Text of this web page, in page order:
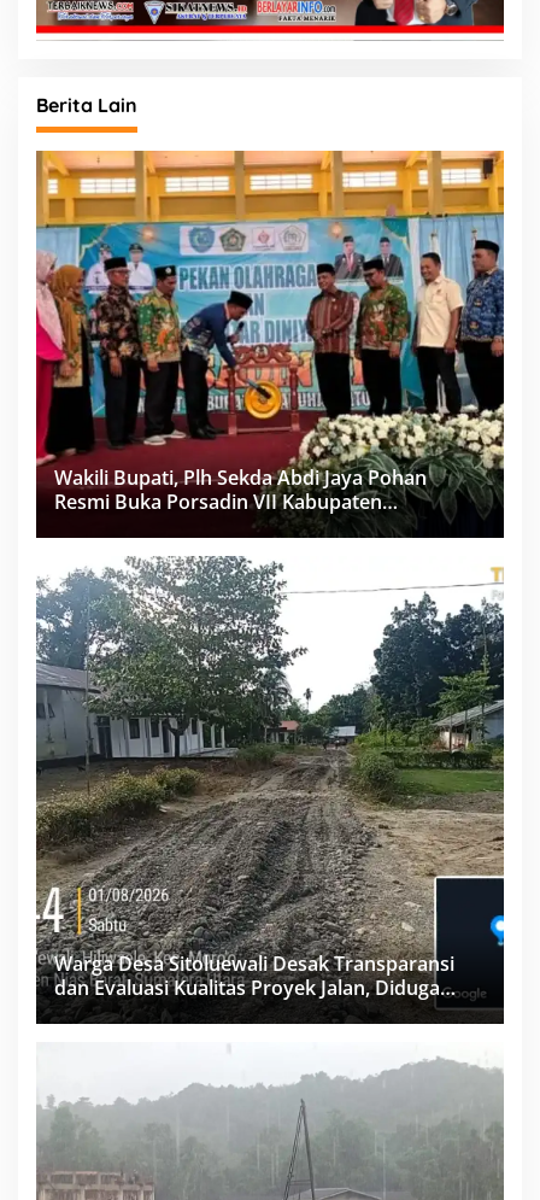
Berita Lain
Wakili Bupati, Plh Sekda Abdi Jaya Pohan
Resmi Buka Porsadin VII Kabupaten
Warga Desa Sitoluewali Desak Transparansi
dan Evaluasi Kualitas Proyek Jalan, Diduga
Minim Informasi